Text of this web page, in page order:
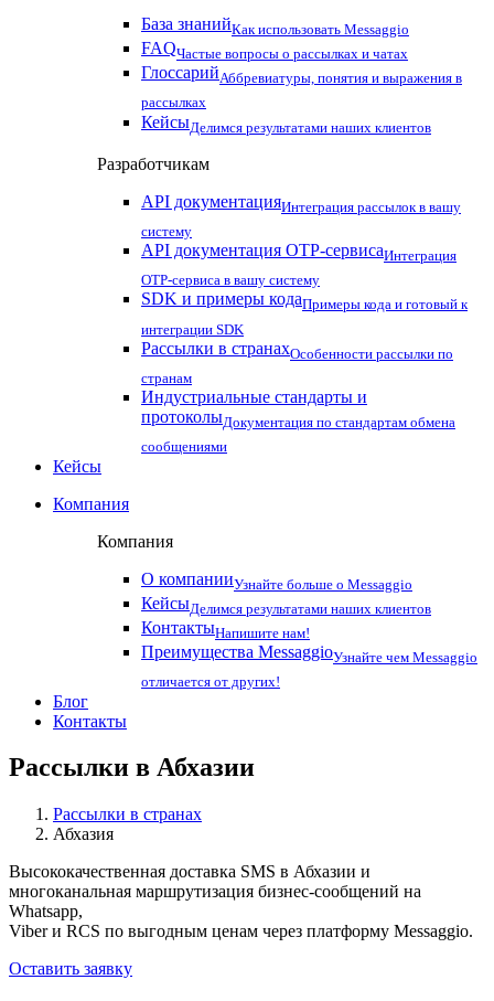
База знанийКак использовать Messaggio
FAQЧастые вопросы о рассылках и чатах
ГлоссарийАббревиатуры, понятия и выражения в
рассылках
КейсыДелимся результатами наших клиентов
Разработчикам
API документацияИнтеграция рассылок в вашу
систему
API документация OTP-сервисаИнтеграция
OTP-сервиса в вашу систему
SDK и примеры кодаПримеры кода и готовый к
интеграции SDK
Рассылки в странахОсобенности рассылки по
странам
Индустриальные стандарты и
протоколыДокументация по стандартам обмена
сообщениями
Кейсы
Компания
Компания
О компанииУзнайте больше о Messaggio
КейсыДелимся результатами наших клиентов
КонтактыНапишите нам!
Преимущества MessaggioУзнайте чем Messaggio
отличается от других!
Блог
Контакты
Рассылки в Абхазии
Рассылки в странах
Абхазия
Высококачественная доставка SMS в Абхазии и
многоканальная маршрутизация бизнес-сообщений на
Whatsapp,
Viber и RCS по выгодным ценам через платформу Messaggio.
Оставить заявку